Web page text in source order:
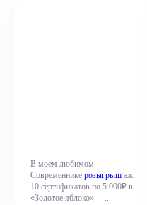
В моем любимом
Современнике розыгрыш аж
10 сертификатов по 5.000₽ в
«Золотое яблоко» —...